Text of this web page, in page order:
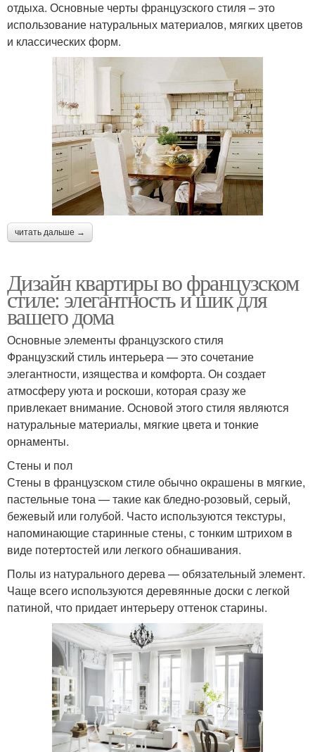
отдыха. Основные черты французского стиля – это
использование натуральных материалов, мягких цветов
и классических форм.
читать дальше →
Дизайн квартиры во французском
стиле: элегантность и шик для
вашего дома
Основные элементы французского стиля
Французский стиль интерьера — это сочетание
элегантности, изящества и комфорта. Он создает
атмосферу уюта и роскоши, которая сразу же
привлекает внимание. Основой этого стиля являются
натуральные материалы, мягкие цвета и тонкие
орнаменты.
Стены и пол
Стены в французском стиле обычно окрашены в мягкие,
пастельные тона — такие как бледно-розовый, серый,
бежевый или голубой. Часто используются текстуры,
напоминающие старинные стены, с тонким штрихом в
виде потертостей или легкого обнашивания.
Полы из натурального дерева — обязательный элемент.
Чаще всего используются деревянные доски с легкой
патиной, что придает интерьеру оттенок старины.